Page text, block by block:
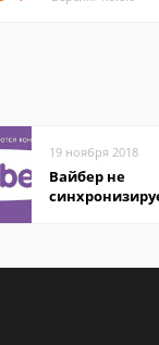
19 ноября 2018
Вайбер не